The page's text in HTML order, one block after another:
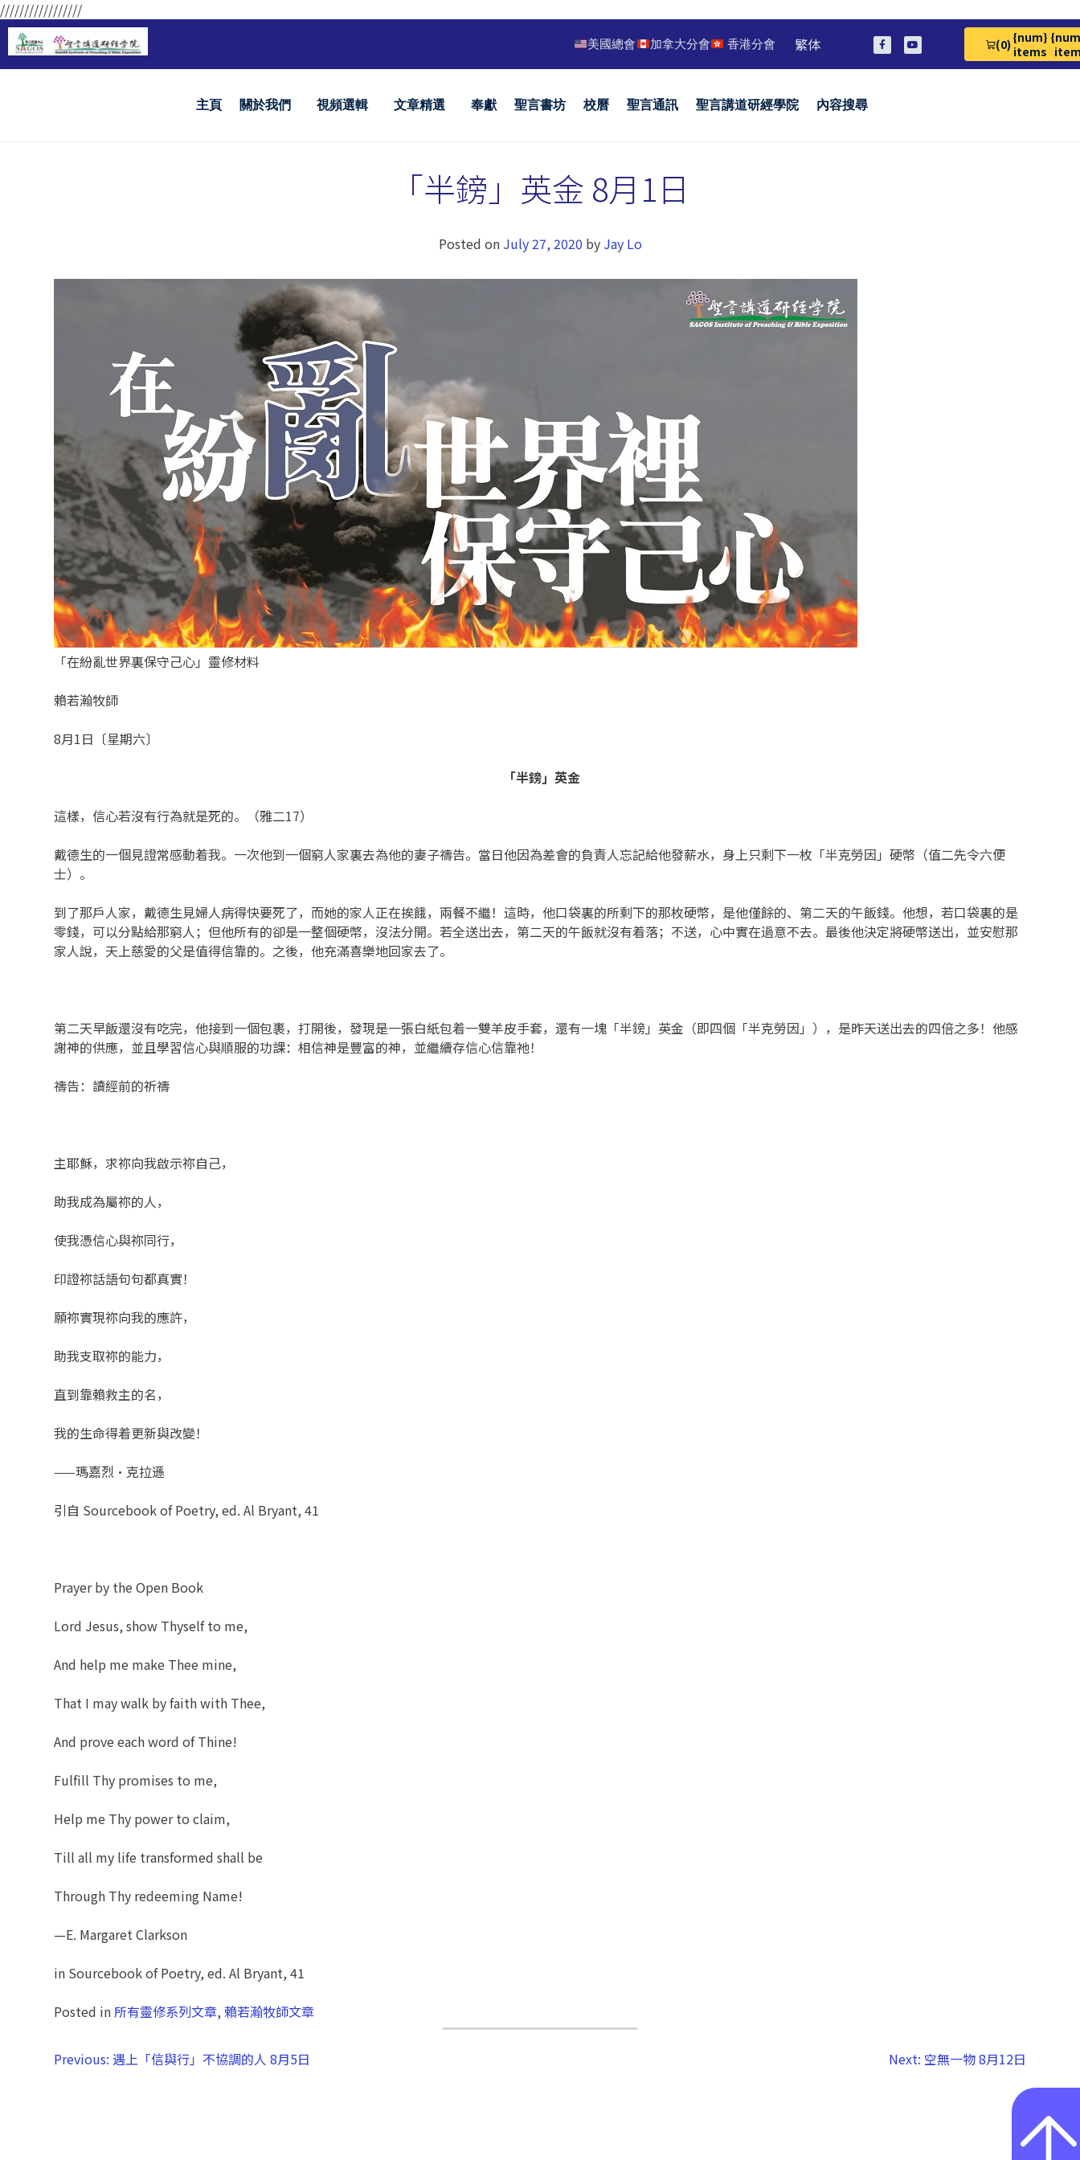
/////////////////
美國總會 加拿大分會 香港分會 繁体 (0)
View Cart 0
{num}
items
主頁 關於我們 視頻選輯 文章精選 奉獻 聖言書坊 校曆 聖言通訊 聖言講道研經學院 內容搜尋
「半鎊」英金 8月1日
Posted on July 27, 2020 by Jay Lo
「在紛亂世界裏保守己心」靈修材料
賴若瀚牧師
8月1日〔星期六〕
「半鎊」英金
這樣，信心若沒有行為就是死的。（雅二17）
戴德生的一個見證常感動着我。一次他到一個窮人家裏去為他的妻子禱告。當日他因為差會的負責人忘記給他發薪水，身上只剩下一枚「半克勞因」硬幣（值二先令六便
士）。
到了那戶人家，戴德生見婦人病得快要死了，而她的家人正在挨餓，兩餐不繼！這時，他口袋裏的所剩下的那枚硬幣，是他僅餘的、第二天的午飯錢。他想，若口袋裏的是
零錢，可以分點給那窮人；但他所有的卻是一整個硬幣，沒法分開。若全送出去，第二天的午飯就沒有着落；不送，心中實在過意不去。最後他決定將硬幣送出，並安慰那
家人說，天上慈愛的父是值得信靠的。之後，他充滿喜樂地回家去了。
第二天早飯還沒有吃完，他接到一個包裹，打開後，發現是一張白紙包着一雙羊皮手套，還有一塊「半鎊」英金（即四個「半克勞因」），是昨天送出去的四倍之多！他感
謝神的供應，並且學習信心與順服的功課：相信神是豐富的神，並繼續存信心信靠祂！
禱告：讀經前的祈禱
主耶穌，求祢向我啟示祢自己，
助我成為屬祢的人，
使我憑信心與祢同行，
印證祢話語句句都真實！
願祢實現祢向我的應許，
助我支取祢的能力，
直到靠賴救主的名，
我的生命得着更新與改變！
——瑪嘉烈‧克拉遜
引自 Sourcebook of Poetry, ed. Al Bryant, 41
Prayer by the Open Book
Lord Jesus, show Thyself to me,
And help me make Thee mine,
That I may walk by faith with Thee,
And prove each word of Thine!
Fulfill Thy promises to me,
Help me Thy power to claim,
Till all my life transformed shall be
Through Thy redeeming Name!
—E. Margaret Clarkson
in Sourcebook of Poetry, ed. Al Bryant, 41
Posted in 所有靈修系列文章, 賴若瀚牧師文章
Previous: 遇上「信與行」不協調的人 8月5日 Next: 空無一物 8月12日